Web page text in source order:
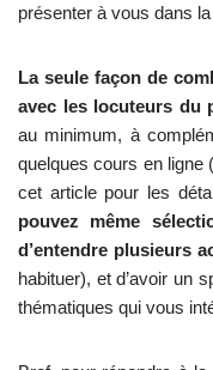
présenter à vous dans
La seule façon de
avec les locuteurs du
au minimum, à
quelques cours en ligne
cet article pour les
pouvez même
d’entendre plusieurs
habituer), et d’avoir un
thématiques qui vous